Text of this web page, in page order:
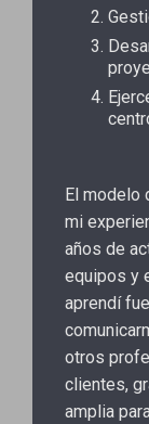
El modelo
mi
años de
equipos y
aprendí
otros
clientes,
amplia